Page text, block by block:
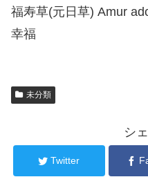
福寿草(元日草) Amur
幸福
未分類
シ
Twitter